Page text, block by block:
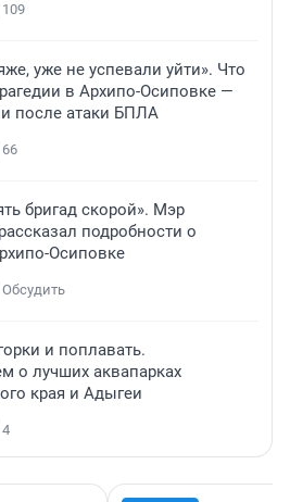
109
уже не успевали уйти». Что
в Архипо-Осиповке —
после атаки БПЛА
66
бригад скорой». Мэр
подробности о
Осиповке
Обсудить
и поплавать.
о лучших аквапарках
края и Адыгеи
4